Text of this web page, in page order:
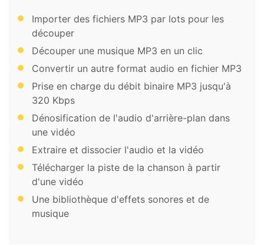
Importer des fichiers MP3 par lots pour les
découper
Découper une musique MP3 en un clic
Convertir un autre format audio en fichier MP3
Prise en charge du débit binaire MP3 jusqu'à
320 Kbps
Dénosification de l'audio d'arrière-plan dans
une vidéo
Extraire et dissocier l'audio et la vidéo
Télécharger la piste de la chanson à partir
d'une vidéo
Une bibliothèque d'effets sonores et de
musique